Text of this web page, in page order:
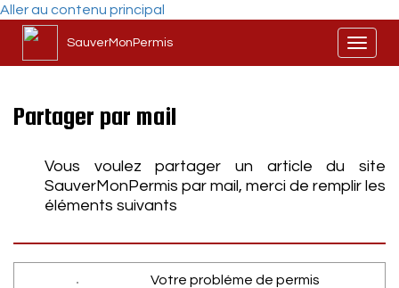
Aller au contenu principal
SauverMonPermis
Partager par mail
Vous voulez partager un article du site
SauverMonPermis par mail, merci de remplir les
éléments suivants
Votre probléme de permis